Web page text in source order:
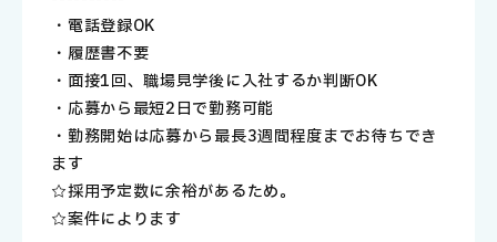
・電話登録OK
・履歴書不要
・面接1回、職場見学後に入社するか判断OK
・応募から最短2日で勤務可能
・勤務開始は応募から最長3週間程度までお待ちでき
ます
☆採用予定数に余裕があるため。
☆案件によります